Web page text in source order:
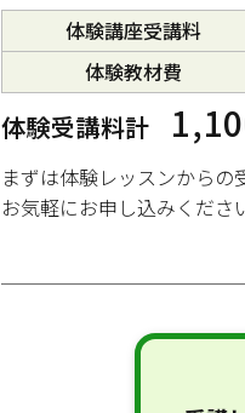
体験講座受講料
体験教材費
体験受講料計
まずは体験レッスンからの
お気軽にお申し込みくださ